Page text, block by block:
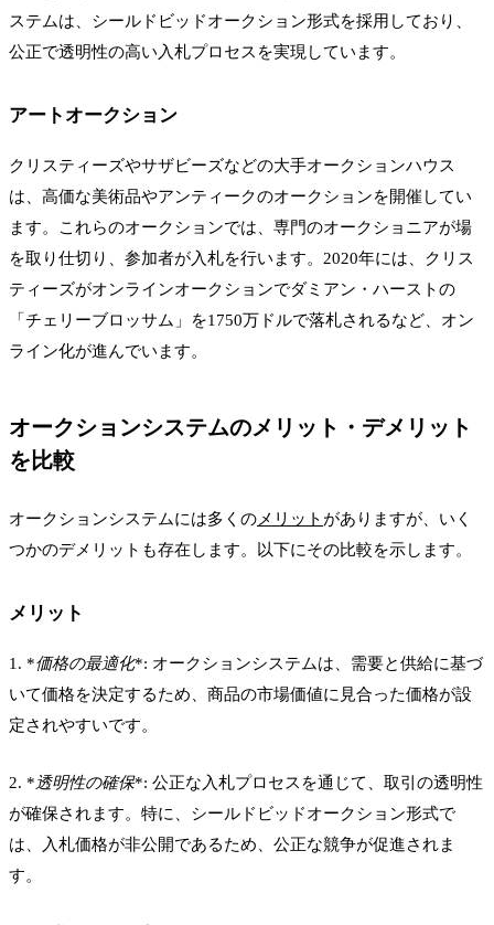
ステムは、シールドビッドオークション形式を採用しており、
公正で透明性の高い入札プロセスを実現しています。
アートオークション
クリスティーズやサザビーズなどの大手オークションハウス
は、高価な美術品やアンティークのオークションを開催してい
ます。これらのオークションでは、専門のオークショニアが場
を取り仕切り、参加者が入札を行います。2020年には、クリス
ティーズがオンラインオークションでダミアン・ハーストの
「チェリーブロッサム」を1750万ドルで落札されるなど、オン
ライン化が進んでいます。
オークションシステムのメリット・デメリット
を比較
オークションシステムには多くの メリット がありますが、いく
つかのデメリットも存在します。以下にその比較を示します。
メリット
1. *価格の最適化*: オークションシステムは、需要と供給に基づ
いて価格を決定するため、商品の市場価値に見合った価格が設
定されやすいです。
2. *透明性の確保*: 公正な入札プロセスを通じて、取引の透明性
が確保されます。特に、シールドビッドオークション形式で
は、入札価格が非公開であるため、公正な競争が促進されま
す。